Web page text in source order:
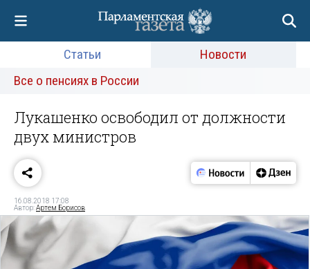
Статьи
Новости
Все о пенсиях в России
Лукашенко освободил от должности
двух министров
16.08.2018 17:08
Автор:Артем Борисов